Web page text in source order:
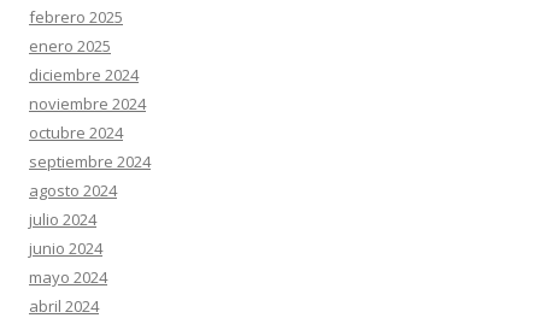
febrero 2025
enero 2025
diciembre 2024
noviembre 2024
octubre 2024
septiembre 2024
agosto 2024
julio 2024
junio 2024
mayo 2024
abril 2024